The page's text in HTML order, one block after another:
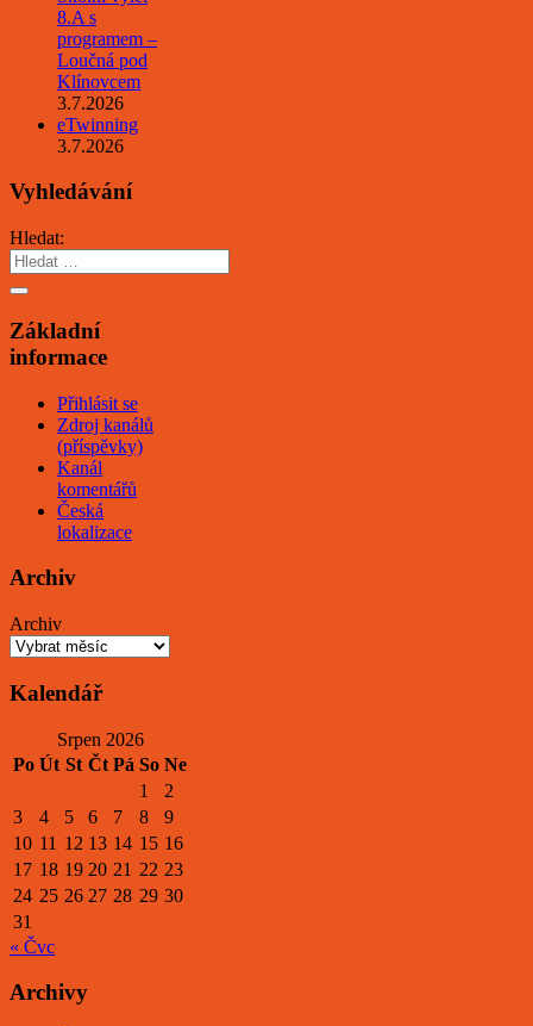
8.A s
programem –
Loučná pod
Klínovcem
3.7.2026
eTwinning
3.7.2026
Vyhledávání
Hledat:
Základní
informace
Přihlásit se
Zdroj kanálů
(příspěvky)
Kanál
komentářů
Česká
lokalizace
Archiv
Archiv
Kalendář
Srpen 2026
Po Út St Čt Pá So Ne
1
2
3
4 5 6 7 8
9
10 11 12 13 14 15 16
17 18 19 20 21 22 23
24 25 26 27 28 29 30
31
« Čvc
Archivy